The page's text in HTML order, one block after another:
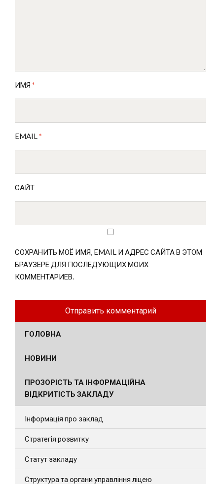
ИМЯ *
EMAIL*
САЙТ
СОХРАНИТЬ МОЁ ИМЯ, EMAIL И АДРЕС САЙТА В ЭТОМ
БРАУЗЕРЕ ДЛЯ ПОСЛЕДУЮЩИХ МОИХ
КОММЕНТАРИЕВ.
ГОЛОВНА
НОВИНИ
ПРОЗОРІСТЬ ТА ІНФОРМАЦІЙНА
ВІДКРИТІСТЬ ЗАКЛАДУ
Інформація про заклад
Стратегія розвитку
Статут закладу
Структура та органи управління ліцею